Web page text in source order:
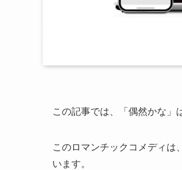
この記事では、「偶然かな」
このロマンチックコメディは
います。